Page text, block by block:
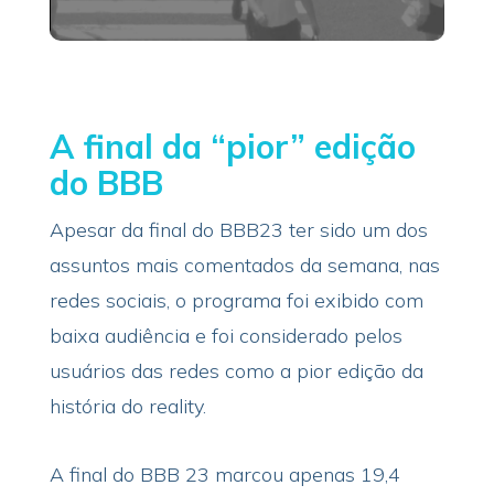
A final da “pior” edição
do BBB
Apesar da final do BBB23 ter sido um dos
assuntos mais comentados da semana, nas
redes sociais, o programa foi exibido com
baixa audiência e foi considerado pelos
usuários das redes como a pior edição da
história do reality.
A final do BBB 23 marcou apenas 19,4